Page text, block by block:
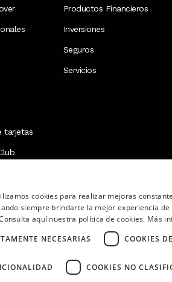
tarjetas
Productos Financieros
Inversiones
Seguros
Servicios
Diners Club Ecuador. Derechos
cookies para realizar mejoras
siempre brindarte la mejor experiencia
aquí nuestra política de cookies. Más
NECESARIAS
COOKIES
COOKIES NO